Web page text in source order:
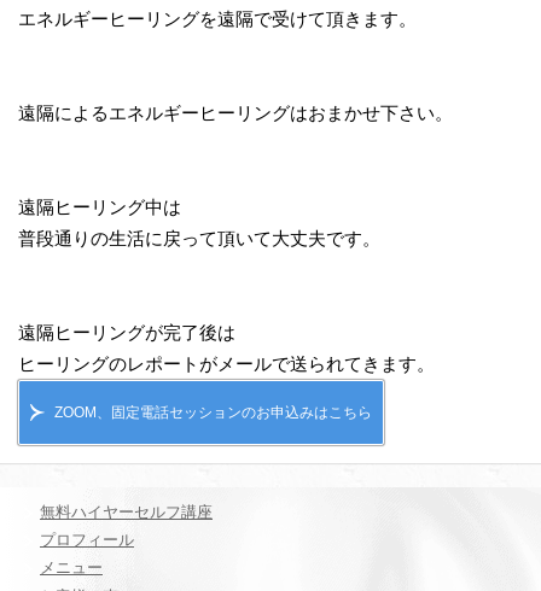
エネルギーヒーリングを遠隔で受けて頂きます。
遠隔によるエネルギーヒーリングはおまかせ下さい。
遠隔ヒーリング中は
普段通りの生活に戻って頂いて大丈夫です。
遠隔ヒーリングが完了後は
ヒーリングのレポートがメールで送られてきます。
ZOOM、固定電話セッションのお申込みはこちら
無料ハイヤーセルフ講座
プロフィール
メニュー